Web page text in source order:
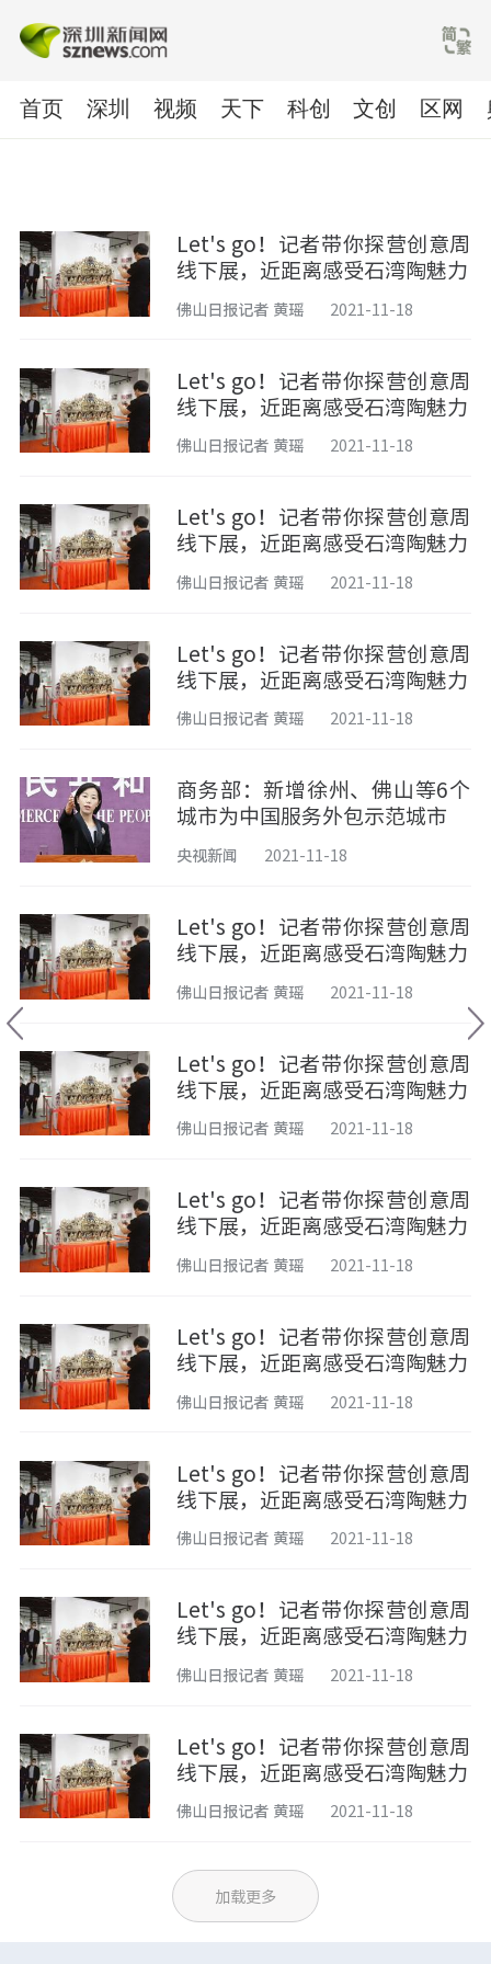
首页 深圳 视频 天下 科创 文创 区网
Let's go！记者带你探营创意周
线下展，近距离感受石湾陶魅力
佛山日报记者 黄瑶 2021-11-18
Let's go！记者带你探营创意周
线下展，近距离感受石湾陶魅力
佛山日报记者 黄瑶 2021-11-18
Let's go！记者带你探营创意周
线下展，近距离感受石湾陶魅力
佛山日报记者 黄瑶 2021-11-18
Let's go！记者带你探营创意周
线下展，近距离感受石湾陶魅力
佛山日报记者 黄瑶 2021-11-18
商务部：新增徐州、佛山等6个
城市为中国服务外包示范城市
央视新闻 2021-11-18
Let's go！记者带你探营创意周
线下展，近距离感受石湾陶魅力
佛山日报记者 黄瑶 2021-11-18
Let's go！记者带你探营创意周
线下展，近距离感受石湾陶魅力
佛山日报记者 黄瑶 2021-11-18
Let's go！记者带你探营创意周
线下展，近距离感受石湾陶魅力
佛山日报记者 黄瑶 2021-11-18
Let's go！记者带你探营创意周
线下展，近距离感受石湾陶魅力
佛山日报记者 黄瑶 2021-11-18
Let's go！记者带你探营创意周
线下展，近距离感受石湾陶魅力
佛山日报记者 黄瑶 2021-11-18
Let's go！记者带你探营创意周
线下展，近距离感受石湾陶魅力
佛山日报记者 黄瑶 2021-11-18
Let's go！记者带你探营创意周
线下展，近距离感受石湾陶魅力
佛山日报记者 黄瑶 2021-11-18
加载更多